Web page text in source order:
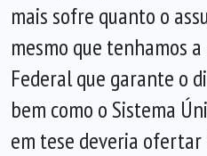
mais sofre quanto o
mesmo que tenhamos
Federal que garante o
bem como o Sistema
em tese deveria